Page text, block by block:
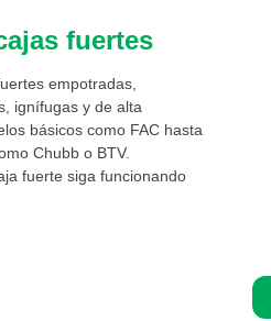
fuertes
empotradas,
ignífugas y de alta
básicos como FAC hasta
Chubb o BTV.
fuerte siga funcionando